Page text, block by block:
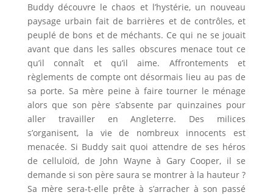
Buddy découvre le chaos et l’hystérie, un nouveau
paysage urbain fait de barrières et de contrôles, et
peuplé de bons et de méchants. Ce qui ne se jouait
avant que dans les salles obscures menace tout ce
qu’il connaît et qu’il aime. Affrontements et
règlements de compte ont désormais lieu au pas de
sa porte. Sa mère peine à faire tourner le ménage
alors que son père s’absente par quinzaines pour
aller travailler en Angleterre. Des milices
s’organisent, la vie de nombreux innocents est
menacée. Si Buddy sait quoi attendre de ses héros
de celluloïd, de John Wayne à Gary Cooper, il se
demande si son père saura se montrer à la hauteur ?
Sa mère sera-t-elle prête à s’arracher à son passé